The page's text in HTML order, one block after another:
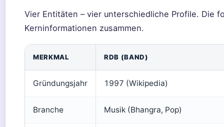
Vier Entitäten – vier unterschiedliche Profile. Die
Kerninformationen zusammen.
MERKMAL RDB (BAND)
Gründungsjahr 1997 (Wikipedia)
Branche Musik (Bhangra, Pop)